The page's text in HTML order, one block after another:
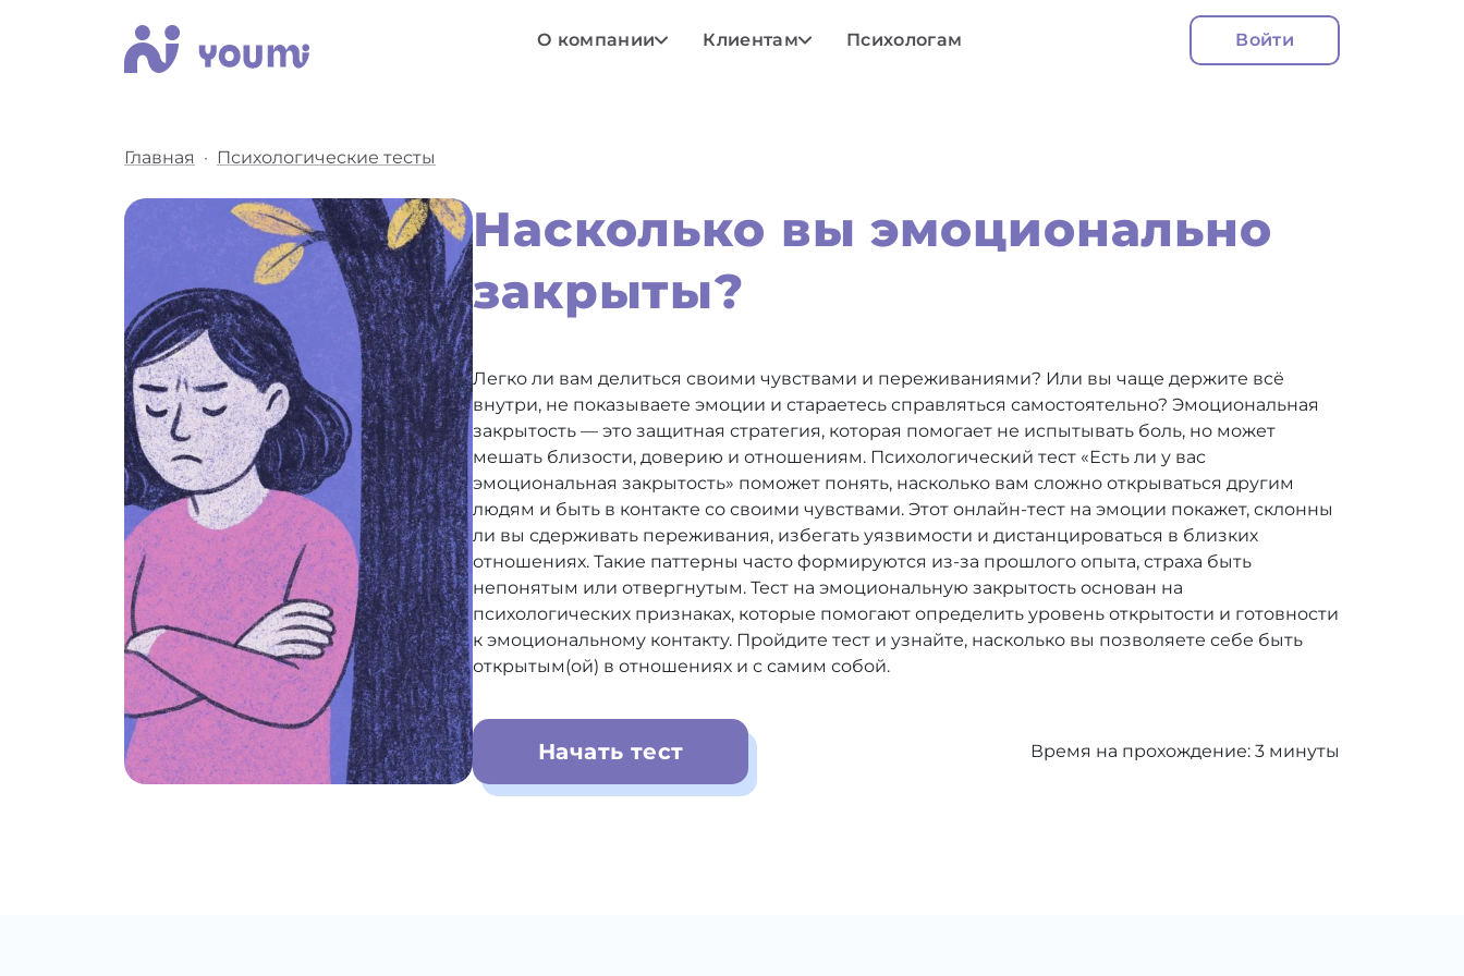
О компании Клиентам Психологам Войти
Главная Психологические тесты
Насколько вы эмоционально
закрыты?
Легко ли вам делиться своими чувствами и переживаниями? Или вы чаще держите всё
внутри, не показываете эмоции и стараетесь справляться самостоятельно? Эмоциональная
закрытость — это защитная стратегия, которая помогает не испытывать боль, но может
мешать близости, доверию и отношениям. Психологический тест «Есть ли у вас
эмоциональная закрытость» поможет понять, насколько вам сложно открываться другим
людям и быть в контакте со своими чувствами. Этот онлайн-тест на эмоции покажет, склонны
ли вы сдерживать переживания, избегать уязвимости и дистанцироваться в близких
отношениях. Такие паттерны часто формируются из-за прошлого опыта, страха быть
непонятым или отвергнутым. Тест на эмоциональную закрытость основан на
психологических признаках, которые помогают определить уровень открытости и готовности
к эмоциональному контакту. Пройдите тест и узнайте, насколько вы позволяете себе быть
открытым(ой) в отношениях и с самим собой.
Начать тест Время на прохождение: 3 минуты